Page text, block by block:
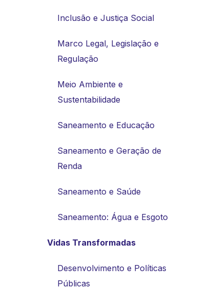
Inclusão e Justiça Social
Marco Legal, Legislação e
Regulação
Meio Ambiente e
Sustentabilidade
Saneamento e Educação
Saneamento e Geração de
Renda
Saneamento e Saúde
Saneamento: Água e Esgoto
Vidas Transformadas
Desenvolvimento e Políticas
Públicas